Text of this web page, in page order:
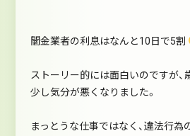
闇金業者の利息はなんと10日で5割
ストーリー的には面白いのですが、
少し気分が悪くなりました。
まっとうな仕事ではなく、違法行為